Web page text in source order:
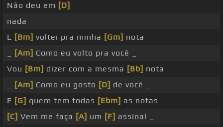
Não deu em [D]
nada
E [Bm] voltei pra minha [Gm] nota
[Am] Como eu volto pra você _
Vou [Bm] dizer com a mesma [Bb] nota
[Am] Como eu gosto [D] de você _
E [G] quem tem todas [Ebm] as notas
[C] Vem me faça [A] um [F] assinal _